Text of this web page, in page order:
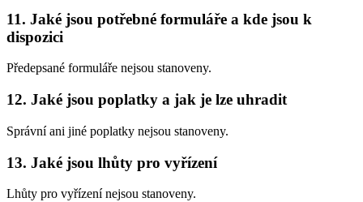
11. Jaké jsou potřebné formuláře a kde jsou k
dispozici
Předepsané formuláře nejsou stanoveny.
12. Jaké jsou poplatky a jak je lze uhradit
Správní ani jiné poplatky nejsou stanoveny.
13. Jaké jsou lhůty pro vyřízení
Lhůty pro vyřízení nejsou stanoveny.